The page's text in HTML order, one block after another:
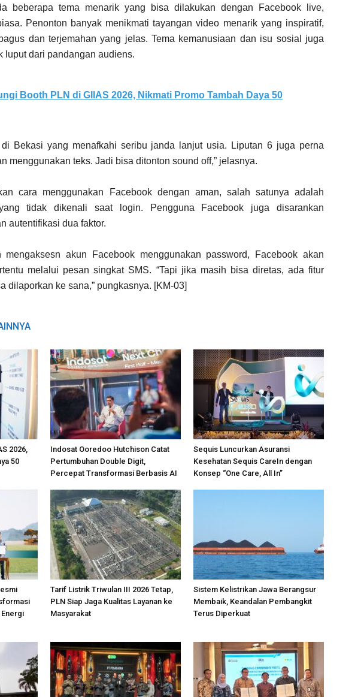
beberapa tema menarik yang bisa dilakukan dengan Facebook live,
Penonton banyak menikmati tayangan video menarik yang inspiratif,
dan terjemahan yang jelas. Tema kemanusiaan dan isu sosial juga
luput dari pandangan audiens.
Booth PLN di GIIAS 2026, Nikmati Promo Tambah Daya 50
Bekasi yang menafkahi seribu janda lanjut usia. Liputan 6 juga perna
menggunakan teks. Jadi bisa ditonton sound off,” jelasnya.
cara menggunakan Facebook dengan aman, salah satunya adalah
tidak dikenali saat login. Pengguna Facebook juga disarankan
autentifikasi dua faktor.
akun Facebook menggunakan password, Facebook akan
melalui pesan singkat SMS. “Tapi jika masih bisa diretas, ada fitur
dilaporkan ke sana,” pungkasnya. [KM-03]
2026,
50
Indosat Ooredoo Hutchison Catat
Pertumbuhan Double Digit,
Percepat Transformasi Berbasis AI
Sequis Luncurkan Asuransi
Kesehatan Sequis CareIn dengan
Konsep “One Care, All In”
Tarif Listrik Triwulan III 2026 Tetap,
PLN Siap Jaga Kualitas Layanan ke
Masyarakat
Sistem Kelistrikan Jawa Berangsur
Membaik, Keandalan Pembangkit
Terus Diperkuat